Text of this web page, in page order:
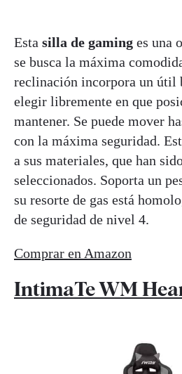
Esta silla de gaming es una
se busca la máxima
reclinación incorpora un útil
elegir libremente en que
mantener. Se puede mover
con la máxima seguridad.
a sus materiales, que han
seleccionados. Soporta un
su resorte de gas está
de seguridad de nivel 4.
Comprar en Amazon
IntimaTe WM